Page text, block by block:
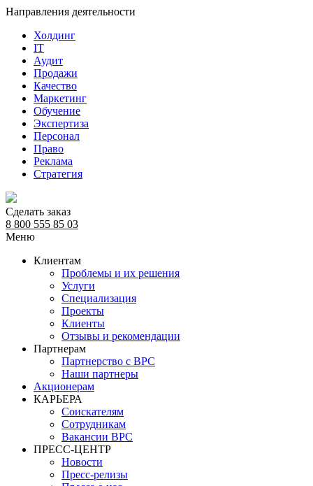
Направления деятельности
Холдинг
IT
Аудит
Продажи
Качество
Маркетинг
Обучение
Экспертиза
Персонал
Право
Реклама
Стратегия
Сделать заказ
8 800 555 85 03
Меню
Клиентам
Проблемы и их решения
Услуги
Специализация
Проекты
Клиенты
Отзывы и рекомендации
Партнерам
Партнерство с BPC
Наши партнеры
Акционерам
КАРЬЕРА
Соискателям
Сотрудникам
Вакансии BPC
ПРЕСС-ЦЕНТР
Новости
Пресс-релизы